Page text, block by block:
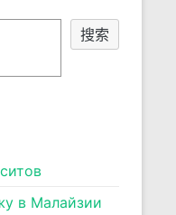
搜索
в Малайзии